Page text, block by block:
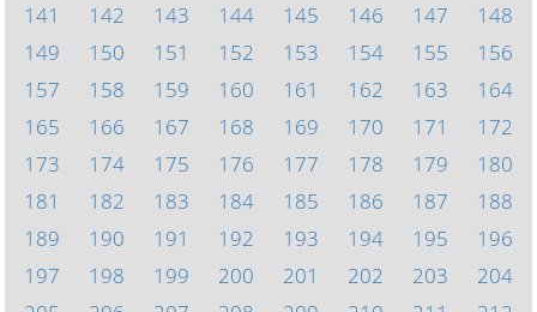
141
142 143 144 145 146 147
148
149
150 151 152 153 154 155
156
157
158 159 160 161 162 163
164
165
166 167 168 169 170 171
172
173
174 175 176 177 178 179
180
181
182 183 184 185 186 187
188
189
190 191 192 193 194 195
196
197
198 199 200 201 202 203
204